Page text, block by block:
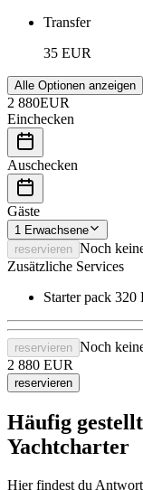
Transfer
35 EUR
Alle Optionen anzeigen
2 880EUR
Einchecken
Auschecken
Gäste
1 Erwachsene
reservieren Noch
Zusätzliche Services
Starter pack 320
reservieren Noch
2 880 EUR
reservieren
Häufig
Yachtcharter
Hier findest du